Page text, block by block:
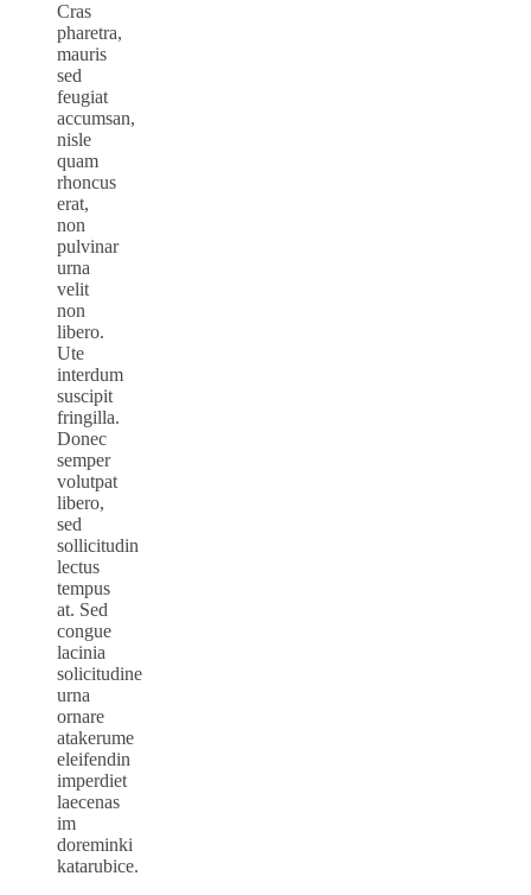
Cras
pharetra,
mauris
sed
feugiat
accumsan,
nisle
quam
rhoncus
erat,
non
pulvinar
urna
velit
non
libero.
Ute
interdum
suscipit
fringilla.
Donec
semper
volutpat
libero,
sed
sollicitudin
lectus
tempus
at. Sed
congue
lacinia
solicitudine
urna
ornare
atakerume
eleifendin
imperdiet
laecenas
im
doreminki
katarubice.